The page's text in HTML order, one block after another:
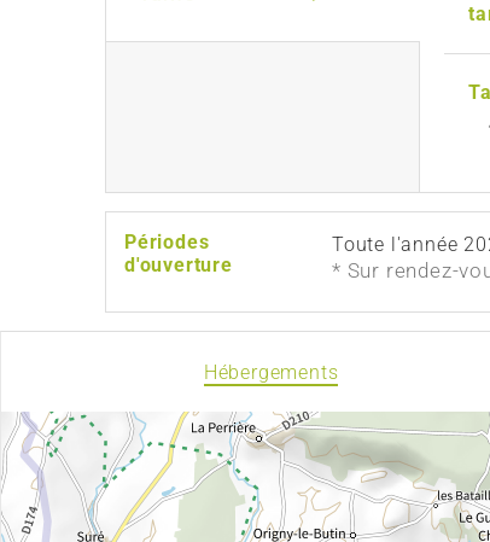
Périodes
d'ouverture
Toute l'année
* Sur rendez-
Hébergements